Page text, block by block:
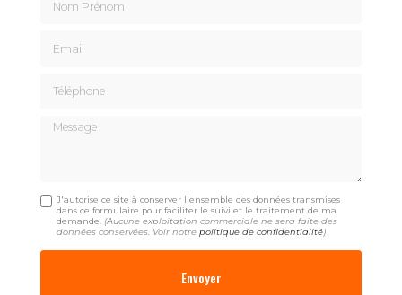
Message
J'autorise ce site à conserver l'ensemble des données transmises
dans ce formulaire pour faciliter le suivi et le traitement de ma
demande. (Aucune exploitation commerciale ne sera faite des
données conservées. Voir notrepolitique de confidentialité)